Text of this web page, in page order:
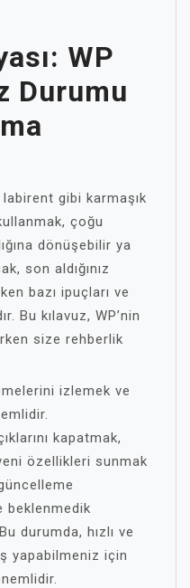
WP
Durumu
gibi karmaşık
çoğu
dönüşebilir ya
son aldığınız
bazı ipuçları ve
Bu kılavuz, WP’nin
size rehberlik
izlemek ve
kapatmak,
özellikleri sunmak
beklenmedik
durumda, hızlı ve
yapabilmeniz için